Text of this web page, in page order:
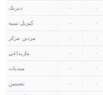
ديريك - -
كيزيل تيبيه - -
مردين مركز - -
مازيداغي - -
ميديات - -
نصيبين - -